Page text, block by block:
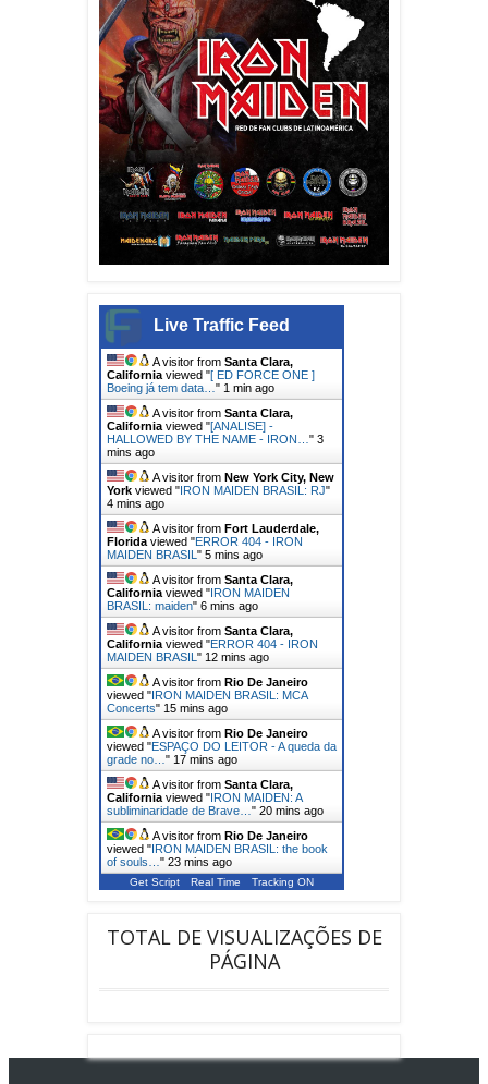
Live Traffic Feed
A visitor from Santa Clara,
California viewed "[ ED FORCE ONE ]
Boeing já tem data… " 1 min ago
A visitor from Santa Clara,
California viewed "[ANALISE] -
HALLOWED BY THE NAME - IRON… " 3
mins ago
A visitor from New York City, New
York viewed "IRON MAIDEN BRASIL: RJ"
4 mins ago
A visitor from Fort Lauderdale,
Florida viewed "ERROR 404 - IRON
MAIDEN BRASIL " 5 mins ago
A visitor from Santa Clara,
California viewed "IRON MAIDEN
BRASIL: maiden" 6 mins ago
A visitor from Santa Clara,
California viewed "ERROR 404 - IRON
MAIDEN BRASIL " 12 mins ago
A visitor from Rio De Janeiro
viewed "IRON MAIDEN BRASIL: MCA
Concerts" 15 mins ago
A visitor from Rio De Janeiro
viewed "ESPAÇO DO LEITOR - A queda da
grade no… " 17 mins ago
A visitor from Santa Clara,
California viewed "IRON MAIDEN: A
subliminaridade de Brave… " 20 mins ago
A visitor from Rio De Janeiro
viewed "IRON MAIDEN BRASIL: the book
of souls… " 23 mins ago
Get Script Real Time Tracking ON
TOTAL DE VISUALIZAÇÕES DE
PÁGINA